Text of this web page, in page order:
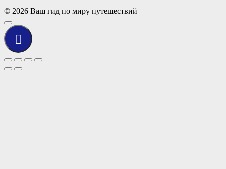
© 2026 Ваш гид по миру путешествий